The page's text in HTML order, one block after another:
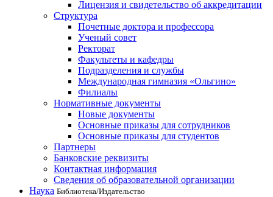
Лицензия и свидетельство об аккредитации
Структура
Почетные доктора и профессора
Ученый совет
Ректорат
Факультеты и кафедры
Подразделения и службы
Международная гимназия «Ольгино»
Филиалы
Нормативные документы
Новые документы
Основные приказы для сотрудников
Основные приказы для студентов
Партнеры
Банковские реквизиты
Контактная информация
Сведения об образовательной организации
Наука Библиотека/Издательство